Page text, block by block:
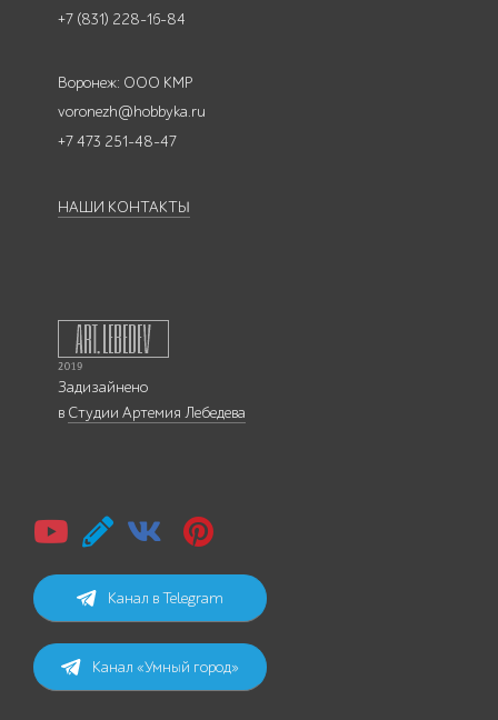
+7 (831) 228-16-84
Воронеж: ООО КМР
voronezh@hobbyka.ru
+7 473 251-48-47
НАШИ КОНТАКТЫ
Задизайнено
в Студии Артемия Лебедева
Канал в Telegram
Канал «Умный город»